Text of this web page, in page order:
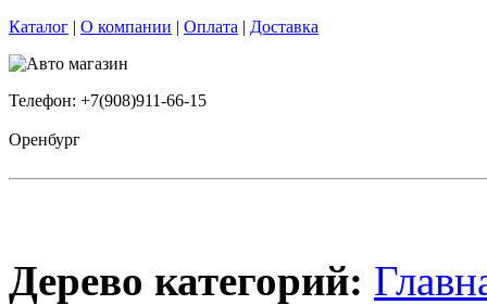
Каталог | О компании | Оплата | Доставка
Телефон: +7(908)911-66-15
Оренбург
Дерево категорий: